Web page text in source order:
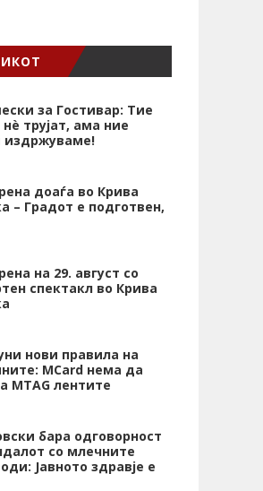
за Гостивар: Тие
трујат, ама ние
доаѓа во Крива
– Градот е подготвен,
на 29. август со
спектакл во Крива
нови правила на
MCard нема да
MTAG лентите
бара одговорност
со млечните
Јавното здравје е